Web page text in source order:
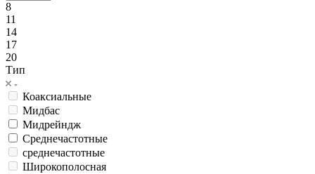
8
11
14
17
20
Тип
Коаксиальные
Мидбас
Мидрейндж
Среднечастотные
среднечастотные
Широкополосная